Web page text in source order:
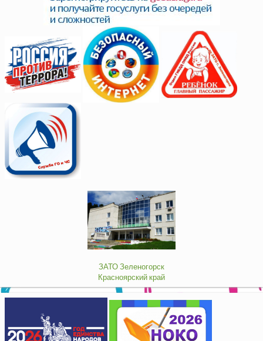
ЗАТО Зеленогорск
Красноярский край